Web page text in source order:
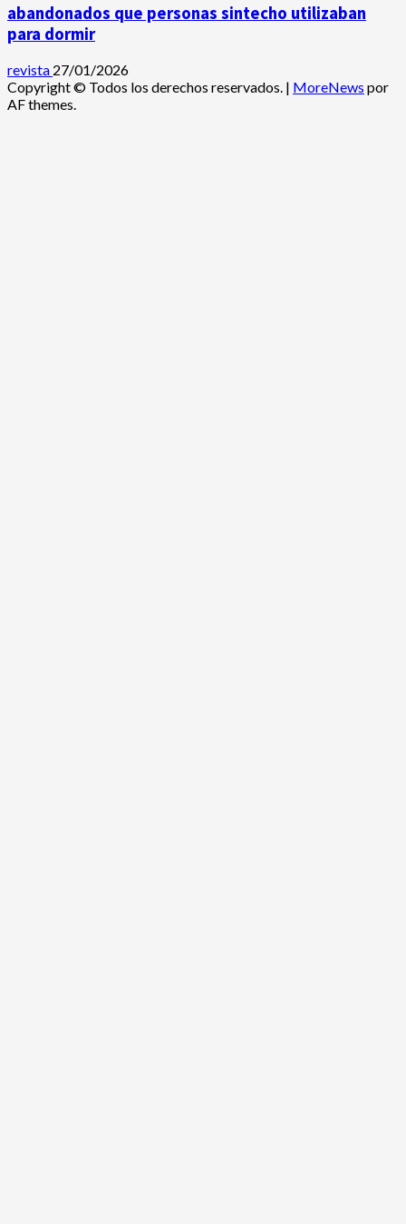
abandonados que personas sintecho utilizaban
para dormir
revista 27/01/2026
Copyright © Todos los derechos reservados. | MoreNews por
AF themes.